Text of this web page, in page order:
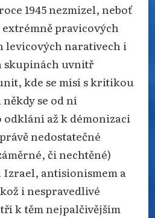
1945 nezmizel, neboť
pravicových
narativech i
skupinách uvnitř
kde se mísí s kritikou
se od ní
odklání až k démonizaci
nedostatečné
či nechtěné)
antisionismem a
i nespravedlivé
k těm nejpalčivějším